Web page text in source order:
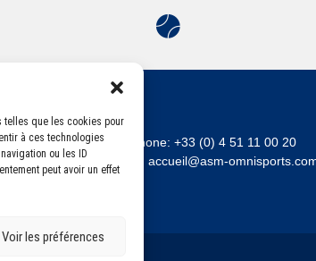
telles que les cookies pour
à ces technologies
ou les ID
peut avoir un effet
Voir les préférences
2
Téléphone: +33 (0) 4 51 11 00 20
accueil@asm-